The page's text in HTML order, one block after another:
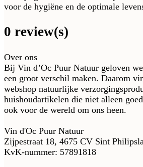
voor de hygiëne en de optimale
0 review(s)
Over ons
Bij Vin d’Oc Puur Natuur geloven
een groot verschil maken. Daarom
webshop natuurlijke
huishoudartikelen die niet alleen
ook voor de wereld om ons heen.
Vin d'Oc Puur Natuur
Zijpestraat 18, 4675 CV Sint
KvK-nummer: 57891818